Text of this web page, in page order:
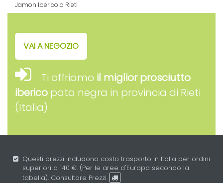
Jamon Iberico a Rieti
VAI A NEGOZIO
Ti offriamo il miglior prosciutto
iberico pata negra in provincia di Rieti
(Italia)
Questi prezzi includono costo trasporto in Italia per ordini
superiori a 140 €. (Per le aree d'Europa secondo la
tabella). Consultare Prezzi.